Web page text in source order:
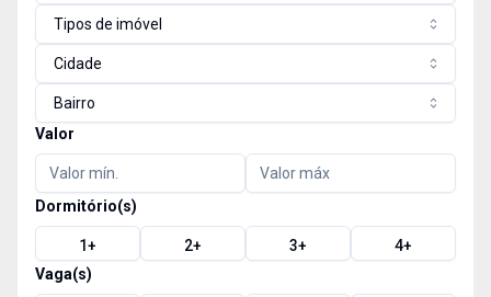
Tipos de imóvel
Cidade
Bairro
Valor
Dormitório(s)
1+ 2+ 3+ 4+
Vaga(s)